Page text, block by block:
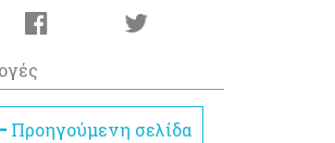
Προηγούμενη σελίδα